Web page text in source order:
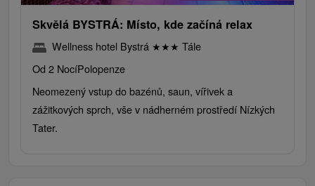
Skvělá BYSTRÁ: Místo, kde začíná relax
Wellness hotel Bystrá ★★★ Tále
Od 2 NocíPolopenze
Neomezený vstup do bazénů, saun, vířivek a
zážitkových sprch, vše v nádherném prostředí Nízkých
Tater.